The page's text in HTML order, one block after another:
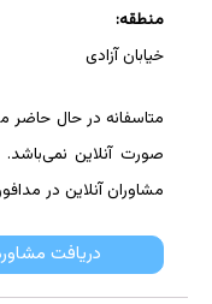
منطقه:
خیابان آزادی
متاسفانه در حال حاضر
صورت آنلاین نمی‌باشد.
مشاوران آنلاین در
دریافت